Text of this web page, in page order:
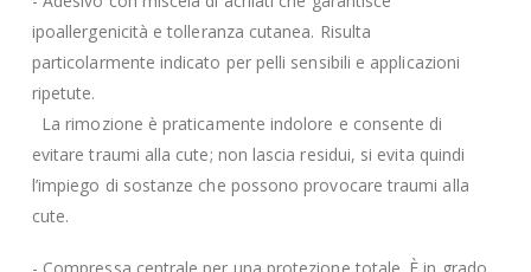
ipoallergenicità e tolleranza cutanea. Risulta
particolarmente indicato per pelli sensibili e applicazioni
ripetute.
La rimozione è praticamente indolore e consente di
evitare traumi alla cute; non lascia residui, si evita quindi
l’impiego di sostanze che possono provocare traumi alla
cute.